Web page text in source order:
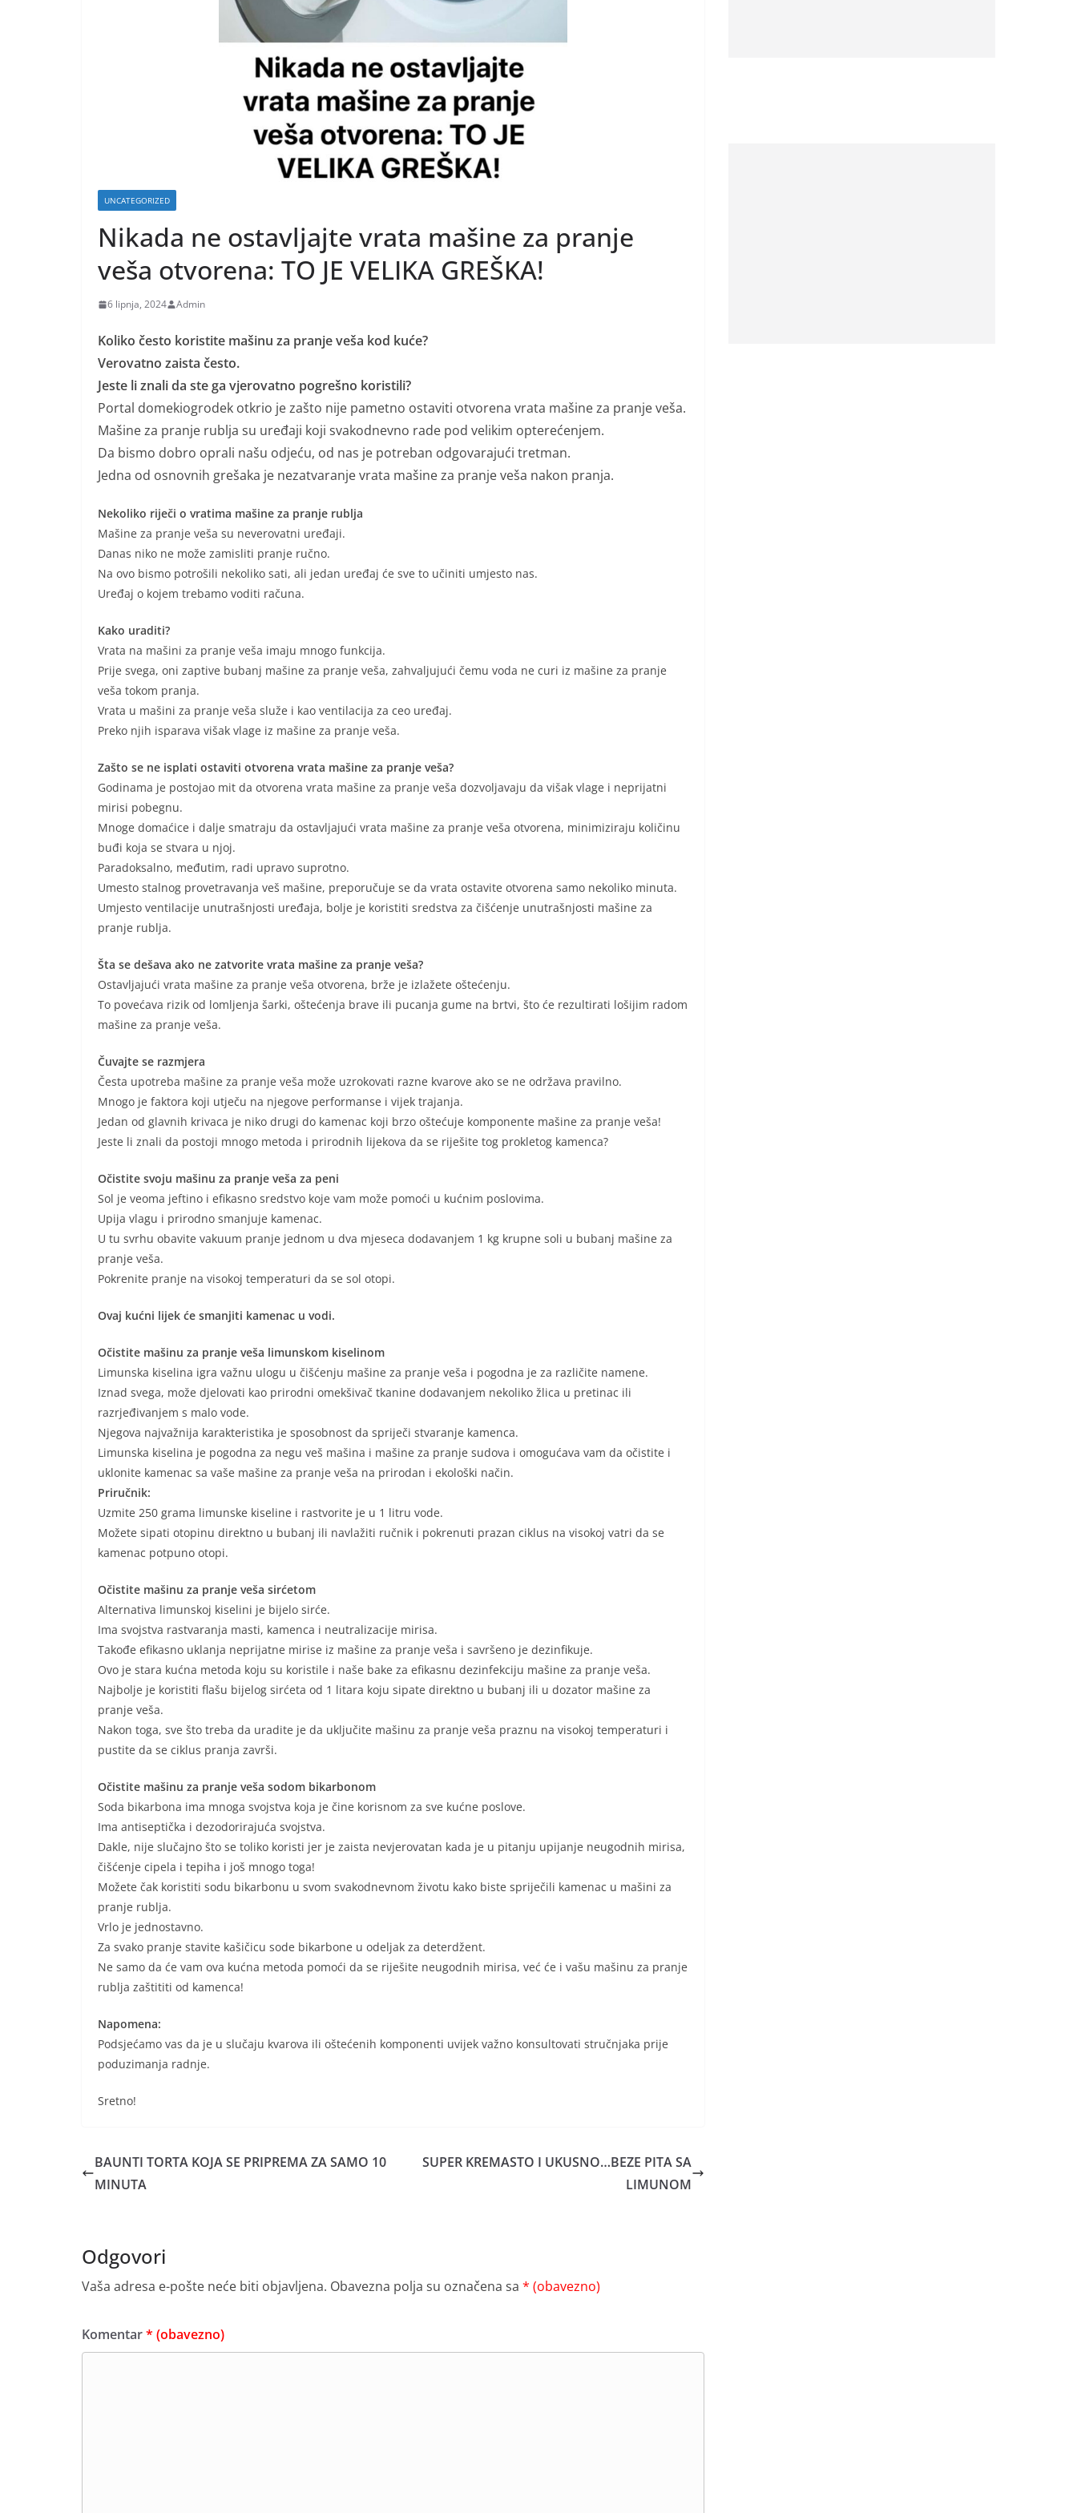
UNCATEGORIZED
Nikada ne ostavljajte vrata mašine za pranje
veša otvorena: TO JE VELIKA GREŠKA!
6 lipnja, 2024 Admin
Koliko često koristite mašinu za pranje veša kod kuće?
Verovatno zaista često.
Jeste li znali da ste ga vjerovatno pogrešno koristili?
Portal domekiogrodek otkrio je zašto nije pametno ostaviti otvorena vrata mašine za pranje veša.
Mašine za pranje rublja su uređaji koji svakodnevno rade pod velikim opterećenjem.
Da bismo dobro oprali našu odjeću, od nas je potreban odgovarajući tretman.
Jedna od osnovnih grešaka je nezatvaranje vrata mašine za pranje veša nakon pranja.
Nekoliko riječi o vratima mašine za pranje rublja
Mašine za pranje veša su neverovatni uređaji.
Danas niko ne može zamisliti pranje ručno.
Na ovo bismo potrošili nekoliko sati, ali jedan uređaj će sve to učiniti umjesto nas.
Uređaj o kojem trebamo voditi računa.
Kako uraditi?
Vrata na mašini za pranje veša imaju mnogo funkcija.
Prije svega, oni zaptive bubanj mašine za pranje veša, zahvaljujući čemu voda ne curi iz mašine za pranje
veša tokom pranja.
Vrata u mašini za pranje veša služe i kao ventilacija za ceo uređaj.
Preko njih isparava višak vlage iz mašine za pranje veša.
Zašto se ne isplati ostaviti otvorena vrata mašine za pranje veša?
Godinama je postojao mit da otvorena vrata mašine za pranje veša dozvoljavaju da višak vlage i neprijatni
mirisi pobegnu.
Mnoge domaćice i dalje smatraju da ostavljajući vrata mašine za pranje veša otvorena, minimiziraju količinu
buđi koja se stvara u njoj.
Paradoksalno, međutim, radi upravo suprotno.
Umesto stalnog provetravanja veš mašine, preporučuje se da vrata ostavite otvorena samo nekoliko minuta.
Umjesto ventilacije unutrašnjosti uređaja, bolje je koristiti sredstva za čišćenje unutrašnjosti mašine za
pranje rublja.
Šta se dešava ako ne zatvorite vrata mašine za pranje veša?
Ostavljajući vrata mašine za pranje veša otvorena, brže je izlažete oštećenju.
To povećava rizik od lomljenja šarki, oštećenja brave ili pucanja gume na brtvi, što će rezultirati lošijim radom
mašine za pranje veša.
Čuvajte se razmjera
Česta upotreba mašine za pranje veša može uzrokovati razne kvarove ako se ne održava pravilno.
Mnogo je faktora koji utječu na njegove performanse i vijek trajanja.
Jedan od glavnih krivaca je niko drugi do kamenac koji brzo oštećuje komponente mašine za pranje veša!
Jeste li znali da postoji mnogo metoda i prirodnih lijekova da se riješite tog prokletog kamenca?
Očistite svoju mašinu za pranje veša za peni
Sol je veoma jeftino i efikasno sredstvo koje vam može pomoći u kućnim poslovima.
Upija vlagu i prirodno smanjuje kamenac.
U tu svrhu obavite vakuum pranje jednom u dva mjeseca dodavanjem 1 kg krupne soli u bubanj mašine za
pranje veša.
Pokrenite pranje na visokoj temperaturi da se sol otopi.
Ovaj kućni lijek će smanjiti kamenac u vodi.
Očistite mašinu za pranje veša limunskom kiselinom
Limunska kiselina igra važnu ulogu u čišćenju mašine za pranje veša i pogodna je za različite namene.
Iznad svega, može djelovati kao prirodni omekšivač tkanine dodavanjem nekoliko žlica u pretinac ili
razrjeđivanjem s malo vode.
Njegova najvažnija karakteristika je sposobnost da spriječi stvaranje kamenca.
Limunska kiselina je pogodna za negu veš mašina i mašine za pranje sudova i omogućava vam da očistite i
uklonite kamenac sa vaše mašine za pranje veša na prirodan i ekološki način.
Priručnik:
Uzmite 250 grama limunske kiseline i rastvorite je u 1 litru vode.
Možete sipati otopinu direktno u bubanj ili navlažiti ručnik i pokrenuti prazan ciklus na visokoj vatri da se
kamenac potpuno otopi.
Očistite mašinu za pranje veša sirćetom
Alternativa limunskoj kiselini je bijelo sirće.
Ima svojstva rastvaranja masti, kamenca i neutralizacije mirisa.
Takođe efikasno uklanja neprijatne mirise iz mašine za pranje veša i savršeno je dezinfikuje.
Ovo je stara kućna metoda koju su koristile i naše bake za efikasnu dezinfekciju mašine za pranje veša.
Najbolje je koristiti flašu bijelog sirćeta od 1 litara koju sipate direktno u bubanj ili u dozator mašine za
pranje veša.
Nakon toga, sve što treba da uradite je da uključite mašinu za pranje veša praznu na visokoj temperaturi i
pustite da se ciklus pranja završi.
Očistite mašinu za pranje veša sodom bikarbonom
Soda bikarbona ima mnoga svojstva koja je čine korisnom za sve kućne poslove.
Ima antiseptička i dezodorirajuća svojstva.
Dakle, nije slučajno što se toliko koristi jer je zaista nevjerovatan kada je u pitanju upijanje neugodnih mirisa,
čišćenje cipela i tepiha i još mnogo toga!
Možete čak koristiti sodu bikarbonu u svom svakodnevnom životu kako biste spriječili kamenac u mašini za
pranje rublja.
Vrlo je jednostavno.
Za svako pranje stavite kašičicu sode bikarbone u odeljak za deterdžent.
Ne samo da će vam ova kućna metoda pomoći da se riješite neugodnih mirisa, već će i vašu mašinu za pranje
rublja zaštititi od kamenca!
Napomena:
Podsjećamo vas da je u slučaju kvarova ili oštećenih komponenti uvijek važno konsultovati stručnjaka prije
poduzimanja radnje.
Sretno!
BAUNTI TORTA KOJA SE PRIPREMA ZA SAMO 10
MINUTA
SUPER KREMASTO I UKUSNO…BEZE PITA SA
LIMUNOM
Odgovori
Vaša adresa e-pošte neće biti objavljena. Obavezna polja su označena sa * (obavezno)
Komentar* (obavezno)